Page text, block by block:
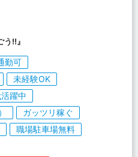
!!』
勤可
未経験OK
躍中
ガッツリ稼ぐ
職場駐車場無料